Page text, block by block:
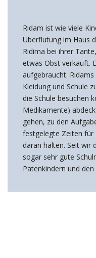
Ridam ist wie viele
Überflutung im Haus
Ridima bei ihrer
etwas Obst verkauft.
aufgebraucht.
Kleidung und Schule
die Schule besuchen
Medikamente)
gehen, zu den
festgelegte Zeiten für
daran halten. Seit wir
sogar sehr gute
Patenkindern und